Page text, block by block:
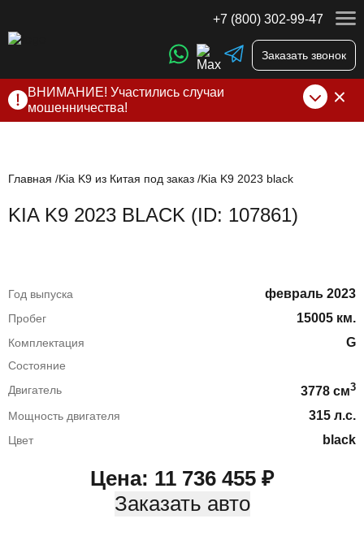
+7 (800) 302-99-47
Заказать звонок
ВНИМАНИЕ! Участились случаи
мошенничества!
нами по официальнымконтактам, указанным в соц сетях
Главная Kia K9 из Китая под заказ Kia K9 2023 black
KIA K9 2023 BLACK (ID: 107861)
Год выпуска февраль 2023
Пробег 15005 км.
Комплектация G
Состояние
Двигатель
3778 cм3
Мощность двигателя 315 л.с.
Цвет black
Цена: 11 736 455 ₽
Заказать авто